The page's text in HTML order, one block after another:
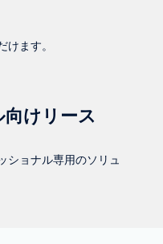
ます。
けリース
ショナル専用のソリュ